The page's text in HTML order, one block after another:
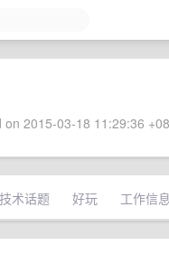
2015-03-18 11:29:36
技术话题 好玩 工作信息